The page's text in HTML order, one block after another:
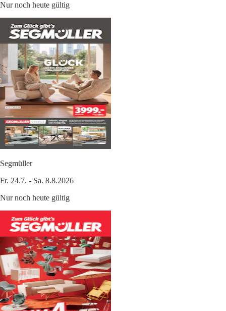
Nur noch heute gültig
Segmüller
Fr. 24.7. - Sa. 8.8.2026
Nur noch heute gültig